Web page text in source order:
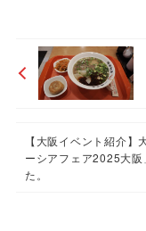
【大阪イベント紹介】
ーシアフェア2025大阪
た。